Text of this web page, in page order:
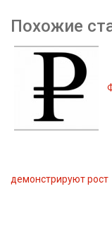
Похожие
демонстрируют рост